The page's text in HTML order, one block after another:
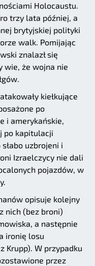
Holocaustu.
trzy lata później, a
brytyjskiej polityki
walk. Pomijając
znalazł się
wie, że wojna nie
kiełkujące
po
i amerykańskie,
po kapitulacji
uzbrojeni i
Izraelczycy nie dali
pojazdów, w
opisuje kolejny
nich (bez broni)
a następnie
ironię losu
Krupp). W przypadku
przez